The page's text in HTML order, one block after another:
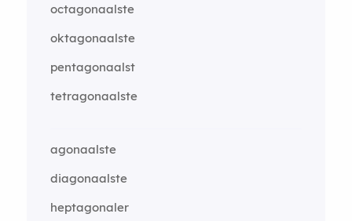
octagonaalste
oktagonaalste
pentagonaalst
tetragonaalste
agonaalste
diagonaalste
heptagonaler